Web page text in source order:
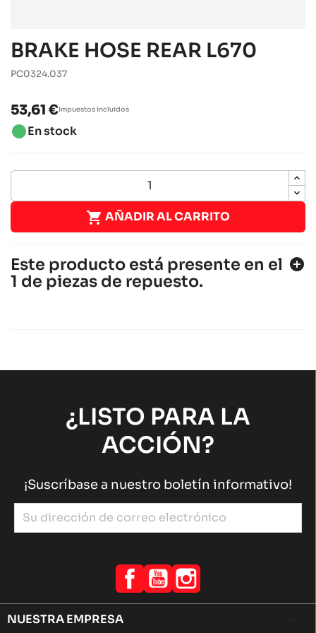
BRAKE HOSE REAR L670
PC0324.037
53,61 €Impuestos incluidos
brightness_1En stock
 AÑADIR AL CARRITO
Este producto está presente en el
1 de piezas de repuesto.
add_circle
¿LISTO PARA LA
ACCIÓN?
¡Suscríbase a nuestro boletín informativo!
Facebook
YouTube
NUESTRA EMPRESA